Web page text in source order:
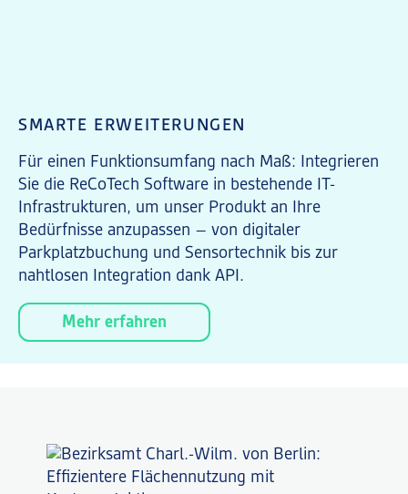
SMARTE ERWEITERUNGEN
Für einen Funktionsumfang nach Maß: Integrieren
Sie die ReCoTech Software in bestehende IT-
Infrastrukturen, um unser Produkt an Ihre
Bedürfnisse anzupassen – von digitaler
Parkplatzbuchung und Sensortechnik bis zur
nahtlosen Integration dank API.
Mehr erfahren